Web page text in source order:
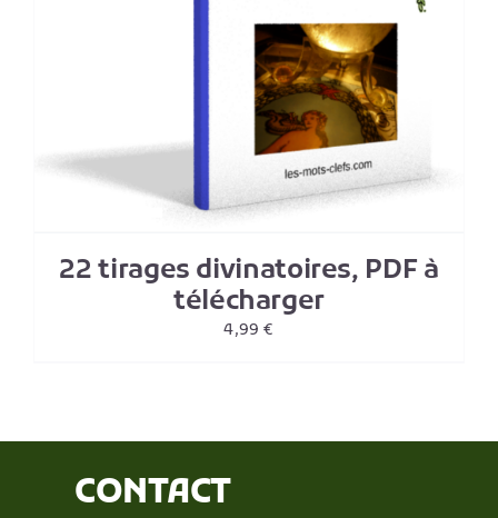
22 tirages divinatoires, PDF à
télécharger
4,99€
CONTACT